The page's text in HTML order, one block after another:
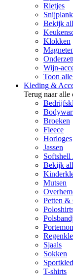
Rietjes
Bekijk
Klokken
Wijn-
Toon
Kleding &
Terug naar alle
Broeken
Fleece
Horloges
Jassen
Softshell
Bekijk
Mutsen
Petten &
Sjaals
Sokken
T-shirts